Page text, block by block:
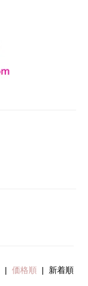
| 価格順 | 新着順